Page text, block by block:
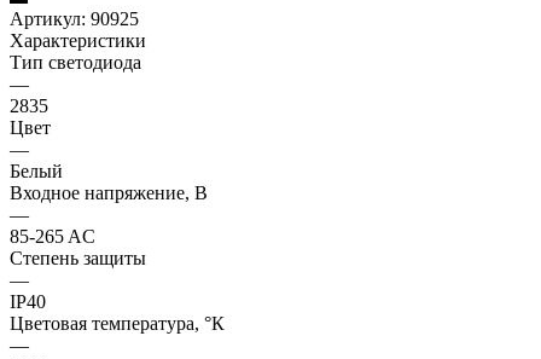
Артикул: 90925
Характеристики
Тип светодиода
—
2835
Цвет
—
Белый
Входное напряжение, В
—
85-265 AC
Степень защиты
—
IP40
Цветовая температура, °К
—